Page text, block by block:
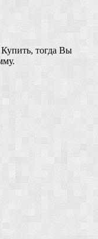
тогда Вы